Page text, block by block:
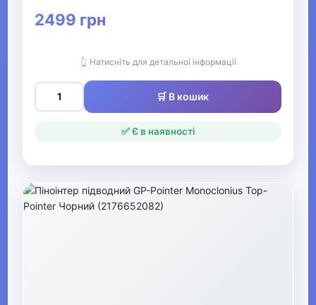
▶
▶
Оптичні прилади
▶
2499 грн
👆 Натисніть для детальної інформації
🛒 В кошик
✅ Є в наявності